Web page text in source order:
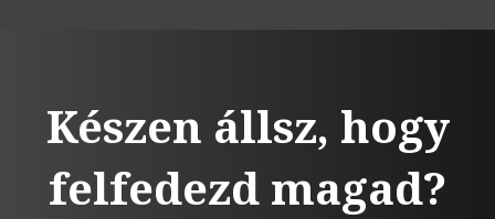
Készen állsz, hogy
felfedezd magad?